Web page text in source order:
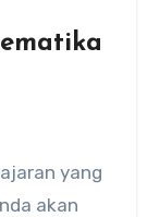
yang
akan